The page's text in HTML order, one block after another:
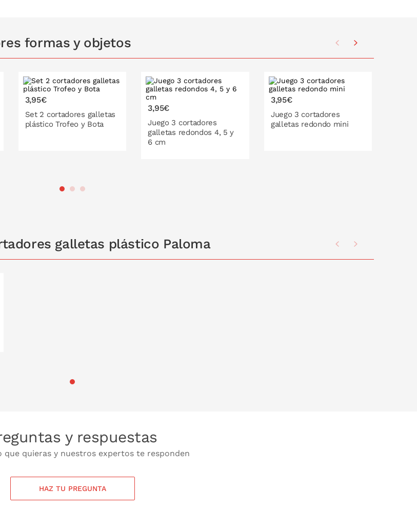
formas y objetos
3,95€
Set 2 cortadores galletas
plástico Trofeo y Bota
PONLO EN LA CESTA
3,95€
Juego 3 cortadores
galletas redondos 4, 5 y
6 cm
3,95€
Juego 3 cortadores
galletas redondo mini
galletas plástico Paloma
y respuestas
que quieras y nuestros expertos te responden
HAZ TU PREGUNTA